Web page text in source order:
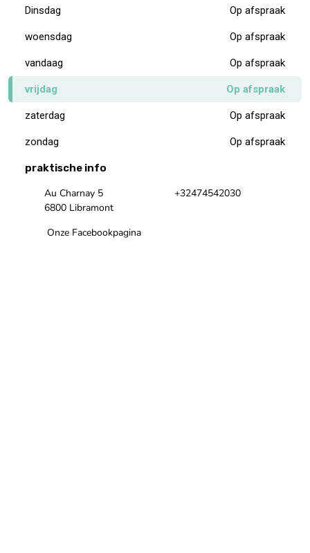
Dinsdag Op afspraak
woensdag Op afspraak
vandaag Op afspraak
vrijdag Op afspraak
zaterdag Op afspraak
zondag Op afspraak
praktische info
Au Charnay 5
6800 Libramont
+32474542030
Onze Facebookpagina